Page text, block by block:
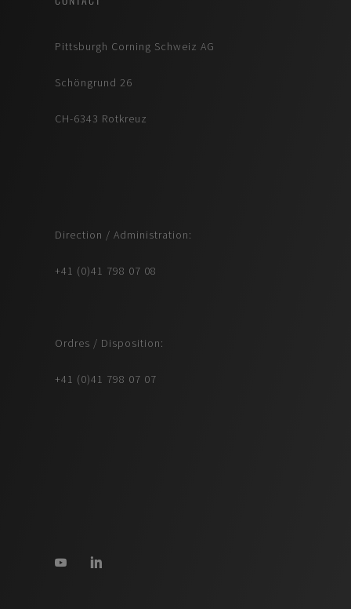
Pittsburgh Corning Schweiz AG
Schöngrund 26
CH-6343 Rotkreuz
Direction / Administration:
+41 (0)41 798 07 08
Ordres / Disposition:
+41 (0)41 798 07 07